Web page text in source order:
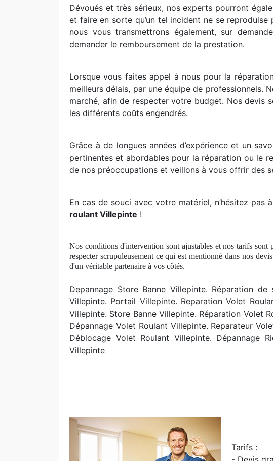
Dévoués et très sérieux, nos experts pourront
et faire en sorte qu’un tel incident ne se
nous vous transmettrons également, sur
demander le remboursement de la prestation.
Lorsque vous faites appel à nous pour la
meilleurs délais, par une équipe de professionnels.
marché, afin de respecter votre budget. Nos devis
les différents coûts engendrés.
Grâce à de longues années d’expérience et un
pertinentes et abordables pour la réparation ou le
de nos préoccupations et veillons à vous offrir des
En cas de souci avec votre matériel, n’hésitez
roulant Villepinte !
Nos conditions d'intervention sont ajustables et nos tarifs
respecter scrupuleusement ce qui est mentionné dans nos
d'un véritable partenaire à vos côtés.
Depannage Store Banne Villepinte. Réparation de
Villepinte. Portail Villepinte. Reparation Volet
Villepinte. Store Banne Villepinte. Réparation Volet
Dépannage Volet Roulant Villepinte. Reparateur
Déblocage Volet Roulant Villepinte. Dépannage
Villepinte
Tarifs :